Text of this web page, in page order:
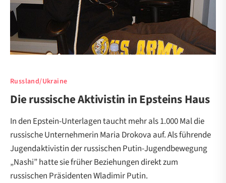
Russland/Ukraine
Die russische Aktivistin in Epsteins Haus
In den Epstein-Unterlagen taucht mehr als 1.000 Mal die
russische Unternehmerin Maria Drokova auf. Als führende
Jugendaktivistin der russischen Putin-Jugendbewegung
„Nashi” hatte sie früher Beziehungen direkt zum
russischen Präsidenten Wladimir Putin.